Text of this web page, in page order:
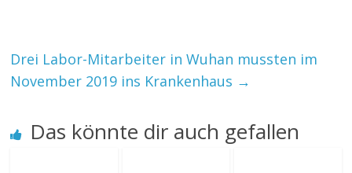
Drei Labor-Mitarbeiter in Wuhan mussten im
November 2019 ins Krankenhaus →
Das könnte dir auch gefallen